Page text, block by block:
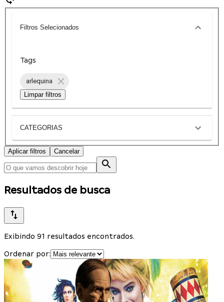
Filtros Selecionados
Tags
arlequina
Limpar filtros
CATEGORIAS
Aplicar filtros Cancelar
Resultados de busca
Exibindo 91 resultados encontrados.
Ordenar por: